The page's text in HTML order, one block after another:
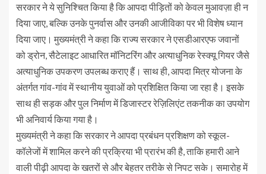
सरकार ने ये सुनिश्चित किया है कि आपदा पीड़ितों को केवल मुआवज़ा ही न
दिया जाए, बल्कि उनके पुनर्वास और उनकी आजीविका पर भी विशेष ध्यान
दिया जाए। मुख्यमंत्री ने कहा कि राज्य सरकार ने एसडीआरएफ जवानों
को ड्रोन, सैटेलाइट आधारित मॉनिटरिंग और अत्याधुनिक रेस्क्यू गियर जैसे
अत्याधुनिक उपकरण उपलब्ध कराए हैं। साथ ही, आपदा मित्र योजना के
अंतर्गत गांव-गांव में स्थानीय युवाओं को प्रशिक्षित किया जा रहा है। इसके
साथ ही सड़क और पुल निर्माण में डिजास्टर रेज़िलिएंट तकनीक का उपयोग
भी अनिवार्य किया गया है।
मुख्यमंत्री ने कहा कि सरकार ने आपदा प्रबंधन प्रशिक्षण को स्कूल-
कॉलेजों में शामिल करने की प्रक्रिया भी प्रारंभ की है, ताकि हमारी आने
वाली पीढ़ी आपदा के खतरों से और बेहतर तरीके से निपट सके। समारोह में